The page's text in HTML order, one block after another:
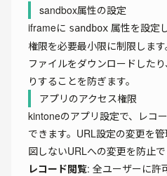
sandbox属性の設定
iframeに sandbox 属性を設定
権限を必要最小限に制限しま
ファイルをダウンロードした
りすることを防ぎます。
アプリのアクセス権限
kintoneのアプリ設定で、レコ
できます。URL設定の変更を
図しないURLへの変更を防止で
レコード閲覧: 全ユーザーに許